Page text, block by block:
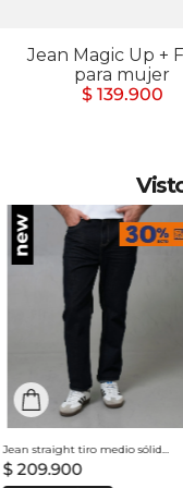
Jean Magic Up +
para mujer
$ 139.900
Jean straight tiro medio sólido para hombre
$ 209.900